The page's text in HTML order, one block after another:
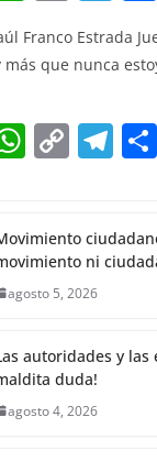
h
at
A
p
o
p
Li
n
el
e
a
m
Franco Estrada
más que nunca
W
h
s
A
p
C
o
y
Li
k
T
el
gr
a
ni
agosto 5, 2026
autoridades y las
duda!
agosto 4, 2026